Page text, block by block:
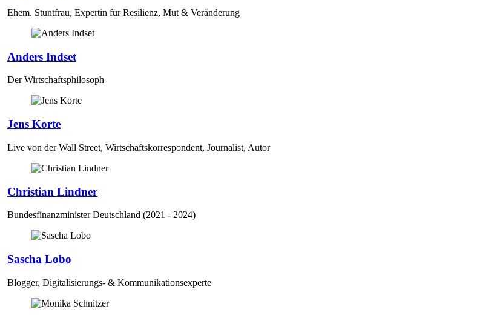
Ehem. Stuntfrau, Expertin für Resilienz, Mut & Veränderung
Anders Indset
Der Wirtschaftsphilosoph
Jens Korte
Live von der Wall Street, Wirtschaftskorrespondent, Journalist, Autor
Christian Lindner
Bundesfinanzminister Deutschland (2021 - 2024)
Sascha Lobo
Blogger, Digitalisierungs- & Kommunikationsexperte